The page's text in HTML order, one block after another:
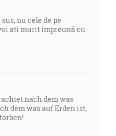
nu cele de pe
ati murit împreună cu
nach dem was
dem was auf Erden ist,